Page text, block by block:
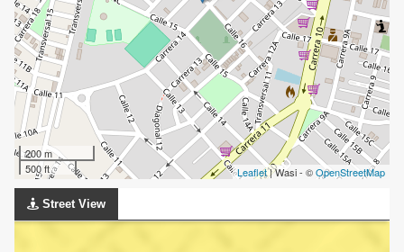
200 m
500 ft
Leaflet| Wasi - ©OpenStreetMap
Street View